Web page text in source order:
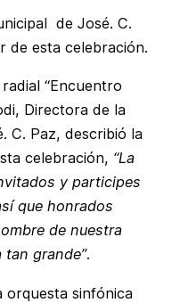
de José. C.
de esta celebración.
“Encuentro
Directora de la
C. Paz, describió la
celebración, “La
y participes
que honrados
de nuestra
grande”.
orquesta sinfónica